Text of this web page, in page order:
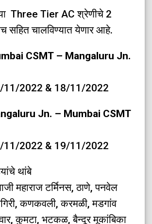
Three Tier AC श्रेणीचे 2
सहित चालविण्यात येणार आहे.
CSMT – Mangaluru Jn.
11/2022 & 18/11/2022
Jn. – Mumbai CSMT
11/2022 & 19/11/2022
थांबे
महाराज टर्मिनस, ठाणे, पनवेल
कणकवली, करमळी, मडगांव
कुमटा, भटकळ, बैन्दूर मूकांबिका